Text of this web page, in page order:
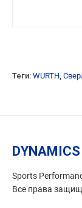
Теги: WURTH,
DYNAMICS
Sports
Все права